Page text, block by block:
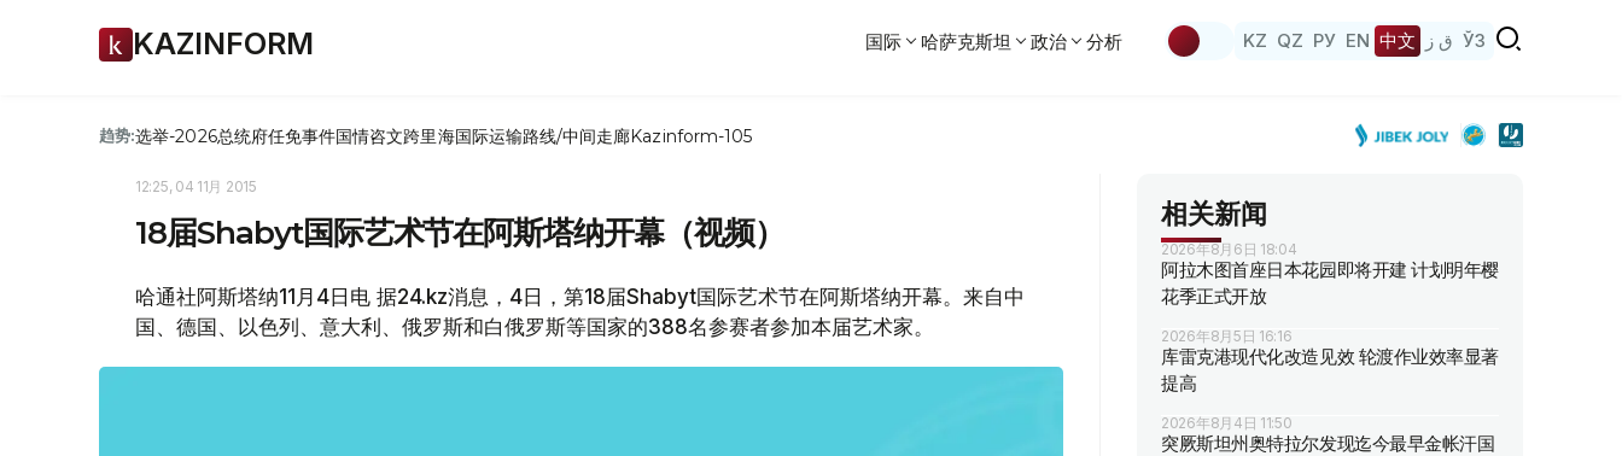
KAZINFORM 国际 哈萨克斯坦 政治 分析 KZ QZ РУ EN 中文 ق ز ЎЗ
趋势:选举-2026总统府任免事件国情咨文跨里海国际运输路线/中间走廊Kazinform-105
12:25, 04 11月 2015
18届Shabyt国际艺术节在阿斯塔纳开幕（视频）
哈通社阿斯塔纳11月4日电 据24.kz消息，4日，第18届Shabyt国际艺术节在阿斯塔纳开幕。来自中
国、德国、以色列、意大利、俄罗斯和白俄罗斯等国家的388名参赛者参加本届艺术家。
相关新闻
2026年8月6日 18:04
阿拉木图首座日本花园即将开建 计划明年樱
花季正式开放
2026年8月5日 16:16
库雷克港现代化改造见效 轮渡作业效率显著
提高
2026年8月4日 11:50
突厥斯坦州奥特拉尔发现迄今最早金帐汗国